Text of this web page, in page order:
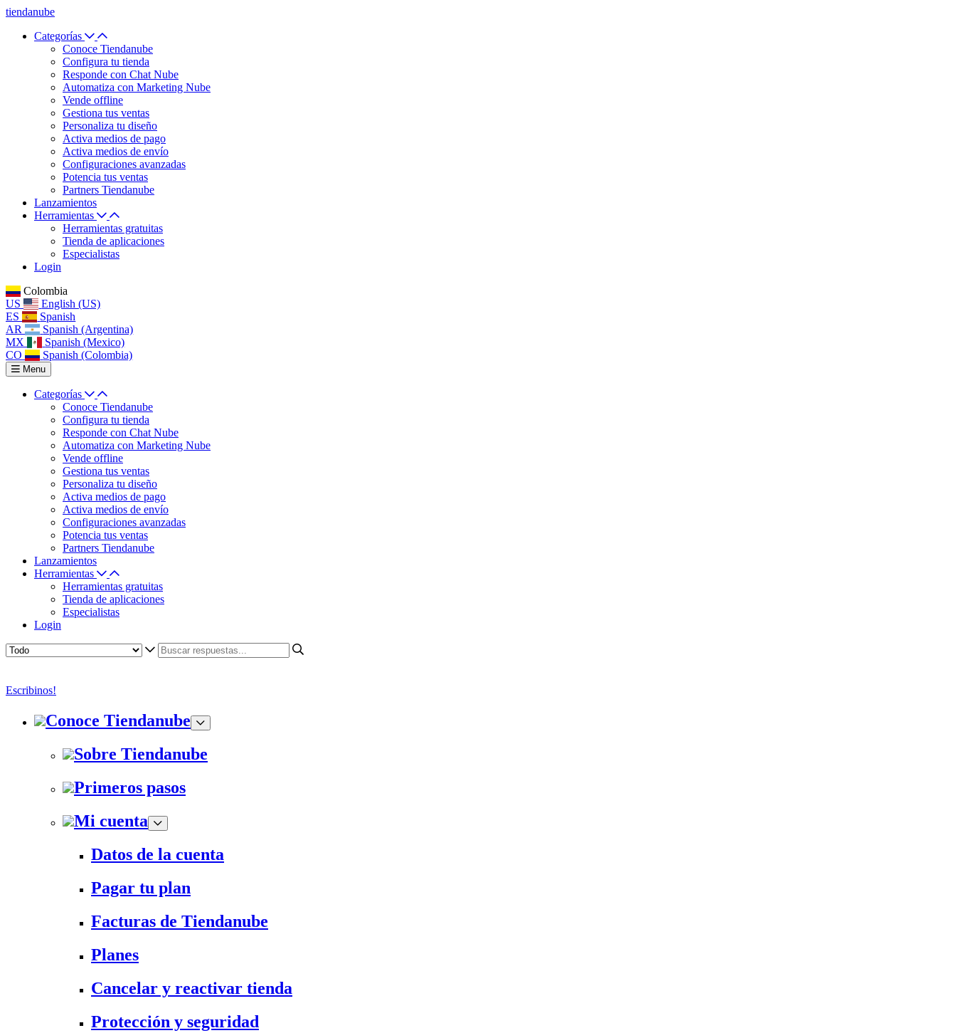
tiendanube
Categorías
Conoce Tiendanube
Configura tu tienda
Responde con Chat Nube
Automatiza con Marketing Nube
Vende offline
Gestiona tus ventas
Personaliza tu diseño
Activa medios de pago
Activa medios de envío
Configuraciones avanzadas
Potencia tus ventas
Partners Tiendanube
Lanzamientos
Herramientas
Herramientas gratuitas
Tienda de aplicaciones
Especialistas
Login
Colombia
US
English (US)
ES
Spanish
AR
Spanish (Argentina)
MX
Spanish (Mexico)
CO
Spanish (Colombia)
Menu
Categorías
Conoce Tiendanube
Configura tu tienda
Responde con Chat Nube
Automatiza con Marketing Nube
Vende offline
Gestiona tus ventas
Personaliza tu diseño
Activa medios de pago
Activa medios de envío
Configuraciones avanzadas
Potencia tus ventas
Partners Tiendanube
Lanzamientos
Herramientas
Herramientas gratuitas
Tienda de aplicaciones
Especialistas
Login
Escribinos!
Conoce Tiendanube
Sobre Tiendanube
Primeros pasos
Mi cuenta
Datos de la cuenta
Pagar tu plan
Facturas de Tiendanube
Planes
Cancelar y reactivar tienda
Protección y seguridad